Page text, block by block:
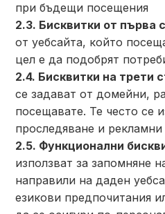
при бъдещи посещения
2.3. Бисквитки от първа
от уебсайта, който
цел е да подобрят
2.4. Бисквитки на трети
се задават от домейни,
посещавате. Те често се
проследяване и рекламни
2.5. Функционални
използват за запомняне
направили на даден
езикови предпочитания